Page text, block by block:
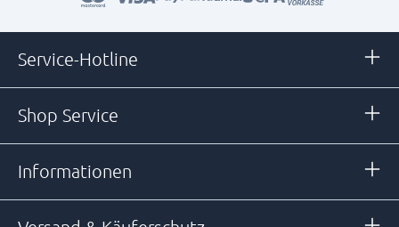
Service-Hotline
Shop Service
Informationen